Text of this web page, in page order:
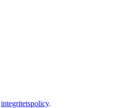
integritetspolicy.